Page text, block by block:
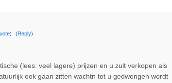
(Reply)
(lees: veel lagere) prijzen en u zult verkopen als
ook gaan zitten wachtn tot u gedwongen wordt